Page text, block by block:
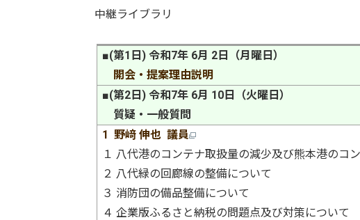
中継ライブラリ
■(第1日) 令和7年 6月 2日（月曜日）
開会・提案理由説明
■(第2日) 令和7年 6月 10日（火曜日）
質疑・一般質問
1 野﨑 伸也 議員
１ 八代港のコンテナ取扱量の減少及び熊本港のコ
２ 八代緑の回廊線の整備について
３ 消防団の備品整備について
４ 企業版ふるさと納税の問題点及び対策について